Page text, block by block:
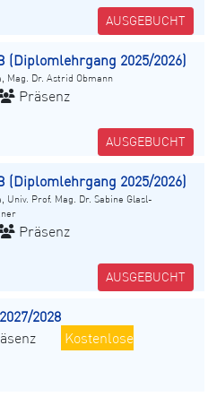
AUSGEBUCHT
(Diplomlehrgang 2025/2026)
Mag. Dr. Astrid Obmann
Präsenz
AUSGEBUCHT
(Diplomlehrgang 2025/2026)
Univ. Prof. Mag. Dr. Sabine Glasl-
Präsenz
AUSGEBUCHT
2028
Kostenlose